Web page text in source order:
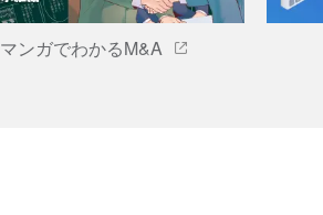
マンガでわかるM&A